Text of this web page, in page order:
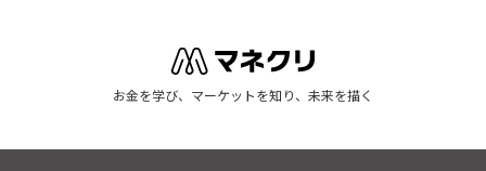
お金を学び、マーケットを知り、未来を描く